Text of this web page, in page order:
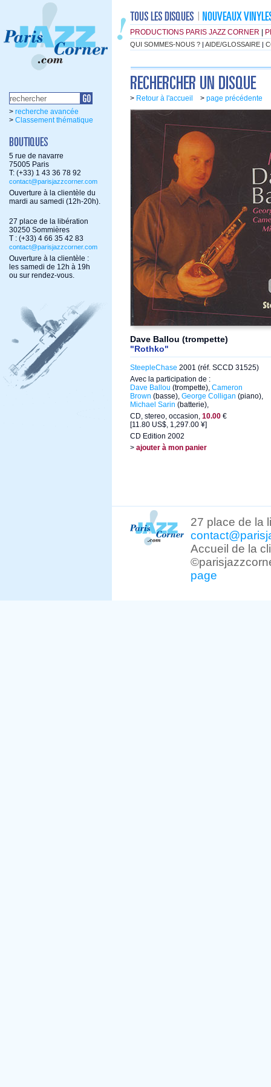
PRODUCTIONS PARIS JAZZ CORNER
QUI SOMMES-NOUS ? | AIDE/GLOSSAIRE |
> recherche avancée
> Classement thématique
5 rue de navarre
75005 Paris
T: (+33) 1 43 36 78 92
contact@parisjazzcorner.com
Ouverture à la clientèle du
mardi au samedi (12h-20h).
27 place de la libération
30250 Sommières
T : (+33) 4 66 35 42 83
contact@parisjazzcorner.com
Ouverture à la clientèle :
les samedi de 12h à 19h
ou sur rendez-vous.
> Retour à l'accueil > page précédente
Dave Ballou (trompette)
"Rothko"
SteepleChase 2001 (réf. SCCD 31525)
Avec la participation de :
Dave Ballou (trompette), Cameron
Brown (basse), George Colligan (piano),
Michael Sarin (batterie),
CD, stereo, occasion, 10.00 €
[11.80 US$, 1,297.00 ¥]
CD Edition 2002
> ajouter à mon panier
27 place de la
Accueil de la
page